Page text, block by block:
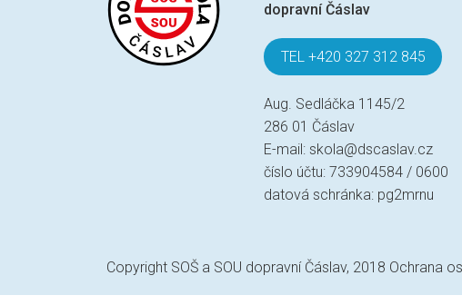
dopravní Čáslav
TEL +420 327 312 845
Aug. Sedláčka 1145/2
286 01 Čáslav
E-mail:skola@dscaslav.cz
číslo účtu: 733904584 / 0600
datová schránka: pg2mrnu
Copyright SOŠ a SOU dopravní Čáslav, 2018 Ochrana